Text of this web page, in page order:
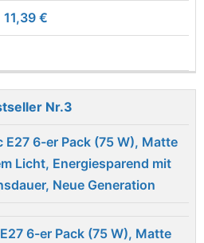
11,39 €
3
6-er Pack (75 W), Matte